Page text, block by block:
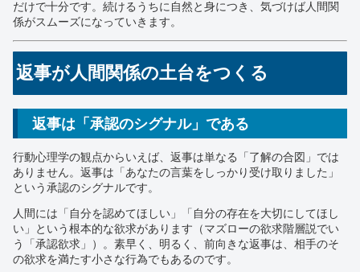
だけで十分です。続けるうちに自然と身につき、気づけば人間関
係がスムーズになっていきます。
返事が人間関係の土台をつくる
返事は「承認のシグナル」である
行動心理学の観点からいえば、返事は単なる「了解の合図」では
ありません。返事は「あなたの言葉をしっかり受け取りました」
という承認のシグナルです。
人間には「自分を認めてほしい」「自分の存在を大切にしてほし
い」という根本的な欲求があります（マズローの欲求階層説でい
う「承認欲求」）。素早く、明るく、前向きな返事は、相手のそ
の欲求を満たす小さな行為でもあるのです。